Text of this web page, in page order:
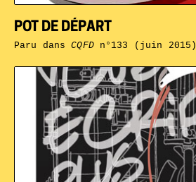
POT DE DÉPART
Paru dansCQFDn°133 (juin 2015)